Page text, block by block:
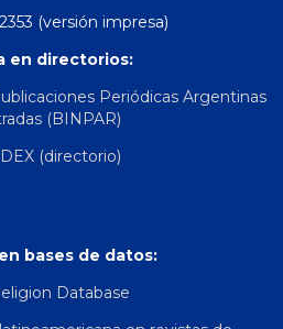
(versión impresa)
en directorios:
Periódicas Argentinas
(BINPAR)
(directorio)
bases de datos:
Database